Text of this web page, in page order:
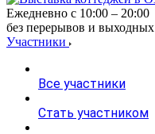
Ежедневно с 10:00 – 20:00
без перерывов и выходных
Участники
Все участники
Стать участником